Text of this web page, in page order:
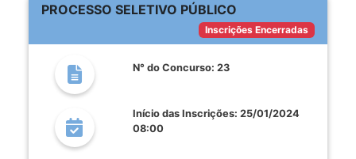
PROCESSO SELETIVO PÚBLICO
Inscrições Encerradas
N° do Concurso: 23
Início das Inscrições: 25/01/2024
08:00